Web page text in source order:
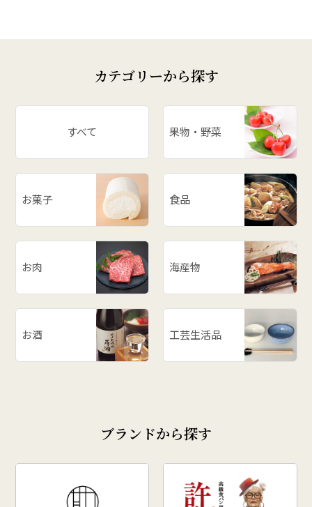
カテゴリーから探す
すべて 果物・野菜
お菓子 食品
お肉 海産物
お酒 工芸生活品
ブランドから探す